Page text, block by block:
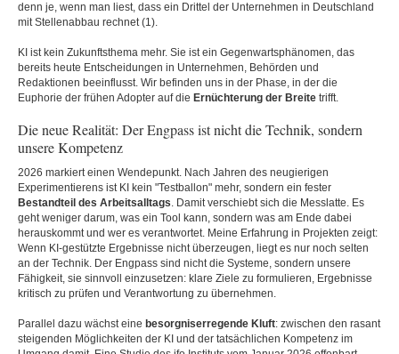
denn je, wenn man liest, dass ein Drittel der Unternehmen in Deutschland
mit Stellenabbau rechnet (1).
KI ist kein Zukunftsthema mehr. Sie ist ein Gegenwartsphänomen, das
bereits heute Entscheidungen in Unternehmen, Behörden und
Redaktionen beeinflusst. Wir befinden uns in der Phase, in der die
Euphorie der frühen Adopter auf die Ernüchterung der Breite trifft.
Die neue Realität: Der Engpass ist nicht die Technik, sondern
unsere Kompetenz
2026 markiert einen Wendepunkt. Nach Jahren des neugierigen
Experimentierens ist KI kein "Testballon" mehr, sondern ein fester
Bestandteil des Arbeitsalltags. Damit verschiebt sich die Messlatte. Es
geht weniger darum, was ein Tool kann, sondern was am Ende dabei
herauskommt und wer es verantwortet. Meine Erfahrung in Projekten zeigt:
Wenn KI-gestützte Ergebnisse nicht überzeugen, liegt es nur noch selten
an der Technik. Der Engpass sind nicht die Systeme, sondern unsere
Fähigkeit, sie sinnvoll einzusetzen: klare Ziele zu formulieren, Ergebnisse
kritisch zu prüfen und Verantwortung zu übernehmen.
Parallel dazu wächst eine besorgniserregende Kluft: zwischen den rasant
steigenden Möglichkeiten der KI und der tatsächlichen Kompetenz im